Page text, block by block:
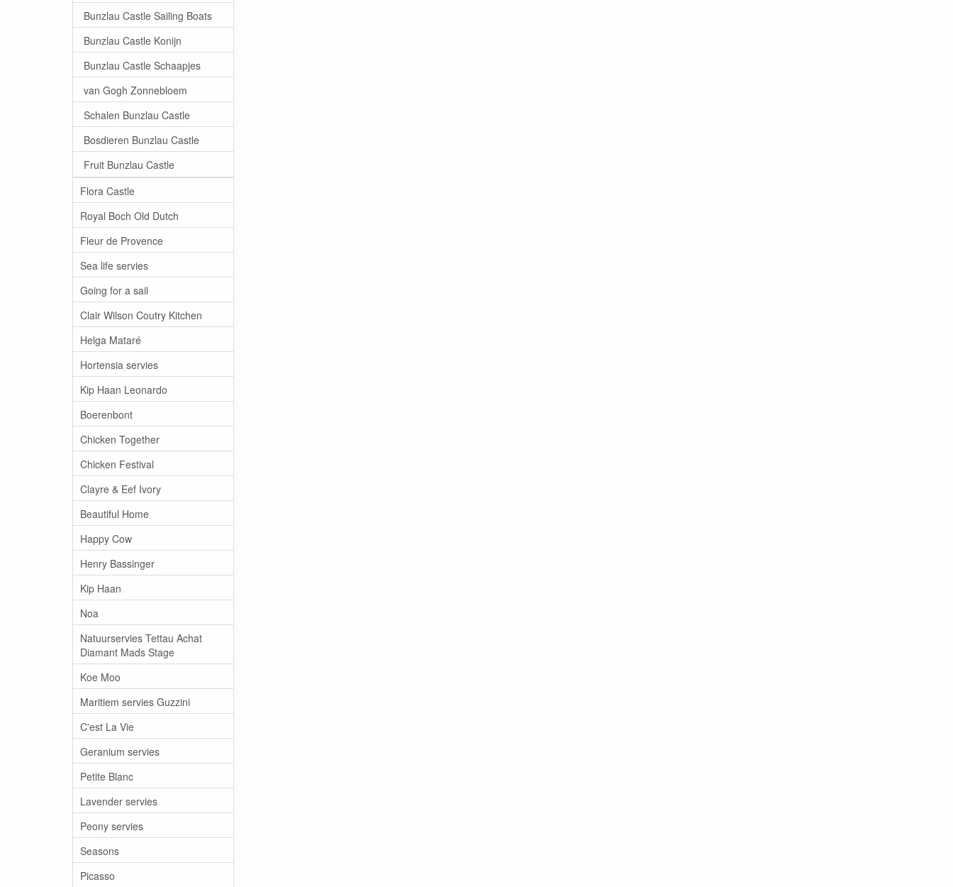
Bunzlau Castle Sailing Boats
Bunzlau Castle Konijn
Bunzlau Castle Schaapjes
van Gogh Zonnebloem
Schalen Bunzlau Castle
Bosdieren Bunzlau Castle
Fruit Bunzlau Castle
Flora Castle
Royal Boch Old Dutch
Fleur de Provence
Sea life servies
Going for a sail
Clair Wilson Coutry Kitchen
Helga Mataré
Hortensia servies
Kip Haan Leonardo
Boerenbont
Chicken Together
Chicken Festival
Clayre & Eef Ivory
Beautiful Home
Happy Cow
Henry Bassinger
Kip Haan
Noa
Natuurservies Tettau Achat
Diamant Mads Stage
Koe Moo
Maritiem servies Guzzini
C'est La Vie
Geranium servies
Petite Blanc
Lavender servies
Peony servies
Seasons
Picasso